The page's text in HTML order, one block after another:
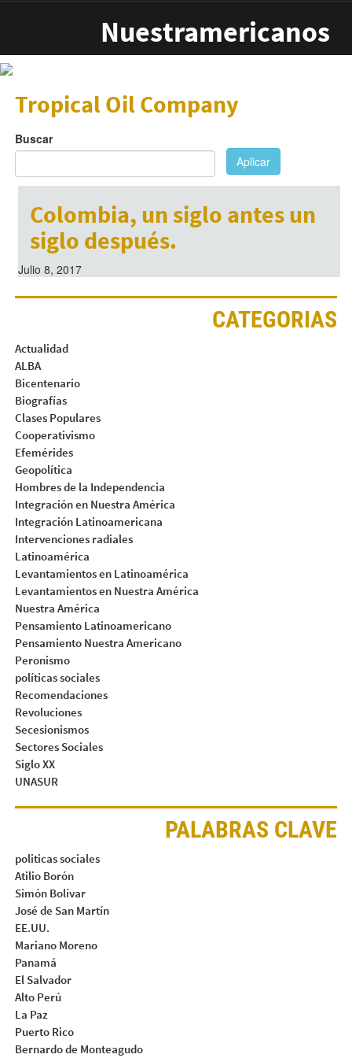
Nuestramericanos
Tropical Oil Company
Buscar
Aplicar
Colombia, un siglo antes un
siglo después.
Julio 8, 2017
CATEGORIAS
Actualidad
ALBA
Bicentenario
Biografías
Clases Populares
Cooperativismo
Efemérides
Geopolítica
Hombres de la Independencia
Integración en Nuestra América
Integración Latinoamericana
Intervenciones radiales
Latinoamérica
Levantamientos en Latinoamérica
Levantamientos en Nuestra América
Nuestra América
Pensamiento Latinoamericano
Pensamiento Nuestra Americano
Peronismo
políticas sociales
Recomendaciones
Revoluciones
Secesionismos
Sectores Sociales
Siglo XX
UNASUR
PALABRAS CLAVE
politicas sociales
Atilio Borón
Simón Bolívar
José de San Martín
EE.UU.
Mariano Moreno
Panamá
El Salvador
Alto Perú
La Paz
Puerto Rico
Bernardo de Monteagudo